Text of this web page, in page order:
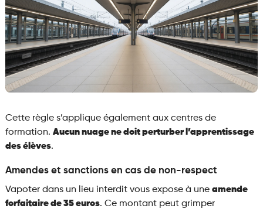
Cette règle s’applique également aux centres de
formation. Aucun nuage ne doit perturber l’apprentissage
des élèves.
Amendes et sanctions en cas de non-respect
Vapoter dans un lieu interdit vous expose à une amende
forfaitaire de 35 euros. Ce montant peut grimper